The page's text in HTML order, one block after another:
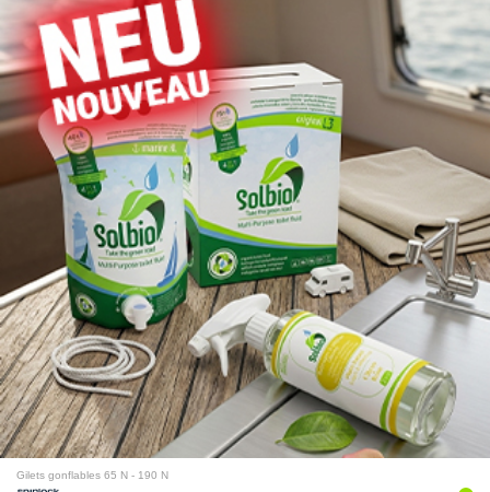
Gilets gonflables 65 N - 190 N